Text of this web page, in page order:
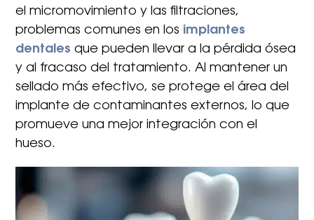
el micromovimiento y las filtraciones,
problemas comunes en los implantes
dentales que pueden llevar a la pérdida ósea
y al fracaso del tratamiento. Al mantener un
sellado más efectivo, se protege el área del
implante de contaminantes externos, lo que
promueve una mejor integración con el
hueso.